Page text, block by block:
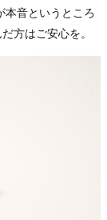
音というところ
方はご安心を。